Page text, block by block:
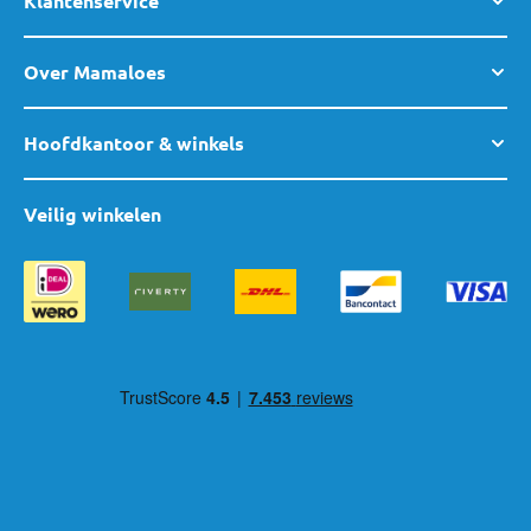
Over Mamaloes
Hoofdkantoor & winkels
Veilig winkelen